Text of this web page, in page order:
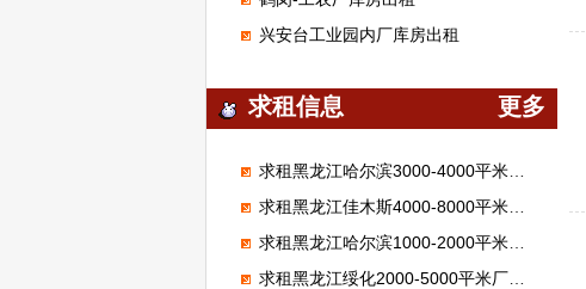
兴安台工业园内厂库房出租
求租信息 更多
求租黑龙江哈尔滨3000-4000平米厂库房，做保温材料
求租黑龙江佳木斯4000-8000平米厂库房，做保温材料
求租黑龙江哈尔滨1000-2000平米厂库房
求租黑龙江绥化2000-5000平米厂库房，做旧物市场